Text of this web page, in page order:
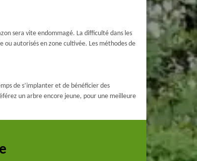
sera vite endommagé. La difficulté dans les
ou autorisés en zone cultivée. Les méthodes de
de s’implanter et de bénéficier des
un arbre encore jeune, pour une meilleure